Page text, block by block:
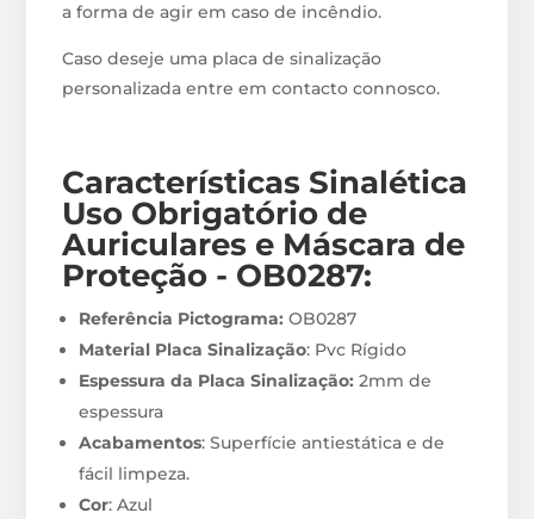
a forma de agir em caso de incêndio.
Caso deseje uma placa de sinalização
personalizada entre em contacto connosco.
Características Sinalética
Uso Obrigatório de
Auriculares e Máscara de
Proteção - OB0287:
Referência Pictograma: OB0287
Material Placa Sinalização: Pvc Rígido
Espessura da Placa Sinalização: 2mm de
espessura
Acabamentos: Superfície antiestática e de
fácil limpeza.
Cor: Azul